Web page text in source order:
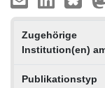
Zugehörige
Institution(en)
Publikationstyp